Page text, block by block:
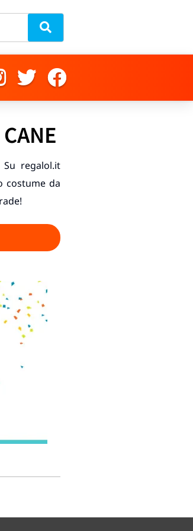
regalol.it
costume da